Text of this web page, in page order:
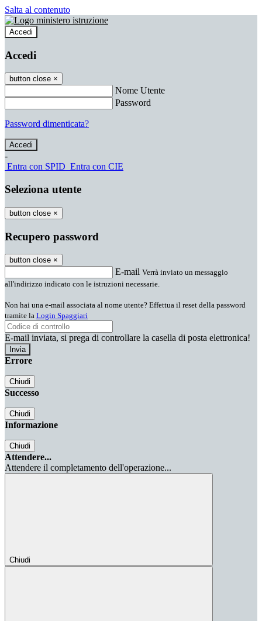
Salta al contenuto
Accedi
Accedi
button close ×
Nome Utente
Password
Password dimenticata?
-
Entra con SPID Entra con CIE
Seleziona utente
button close ×
Recupero password
button close ×
E-mail Verrà inviato un messaggio
all'indirizzo indicato con le istruzioni necessarie.
Non hai una e-mail associata al nome utente? Effettua il reset della password
tramite la Login Spaggiari
E-mail inviata, si prega di controllare la casella di posta elettronica!
Errore
Chiudi
Successo
Chiudi
Informazione
Chiudi
Attendere...
Attendere il completamento dell'operazione...
Chiudi